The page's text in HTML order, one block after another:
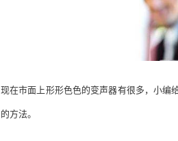
现在市面上形形色色的变声器有很多，小
的方法。